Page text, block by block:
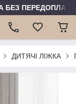
БЕЗ ПЕРЕДОПЛАТИ
ДИТЯЧІ ЛІЖКА